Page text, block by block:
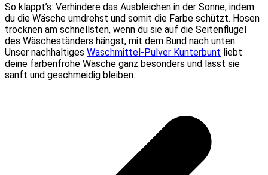
So klappt’s: Verhindere das Ausbleichen in der Sonne, indem
du die Wäsche umdrehst und somit die Farbe schützt. Hosen
trocknen am schnellsten, wenn du sie auf die Seitenflügel
des Wäscheständers hängst, mit dem Bund nach unten.
Unser nachhaltiges Waschmittel-Pulver Kunterbunt liebt
deine farbenfrohe Wäsche ganz besonders und lässt sie
sanft und geschmeidig bleiben.